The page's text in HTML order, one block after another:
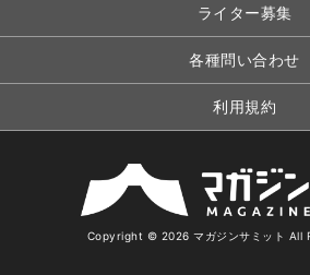
ライター募集
各種問い合わせ
利用規約
Copyright © 2026 マガジンサミット All